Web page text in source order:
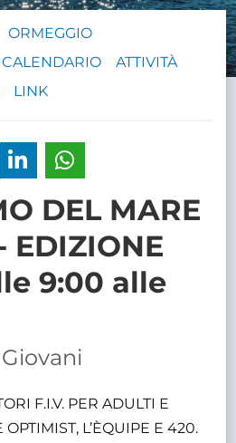
ORMEGGIO
CALENDARIO
ATTIVITÀ
LINK
DEL MARE
EDIZIONE
9:00 alle
F.I.V. PER ADULTI E
L’ÈQUIPE E 420.
COMUNICAZIONE,
PROGETTI ED EDITORIA